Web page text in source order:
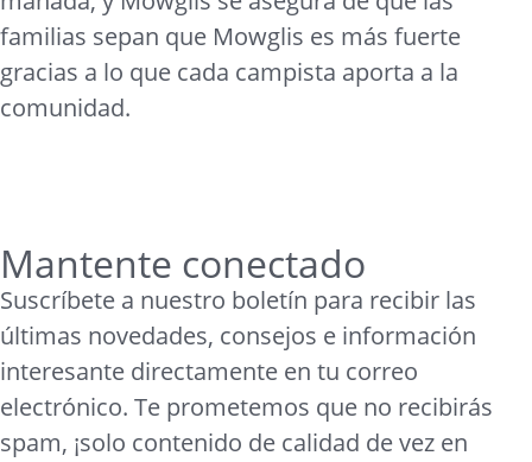
familias sepan que Mowglis es más fuerte
gracias a lo que cada campista aporta a la
comunidad.
Mantente conectado
Suscríbete a nuestro boletín para recibir las
últimas novedades, consejos e información
interesante directamente en tu correo
electrónico. Te prometemos que no recibirás
spam, ¡solo contenido de calidad de vez en